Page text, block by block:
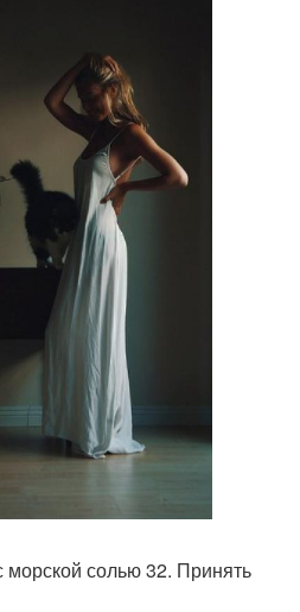
морской солью 32. Принять